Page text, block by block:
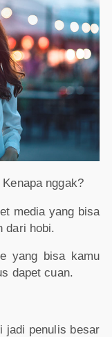
nggak?
media yang bisa
dari hobi.
yang bisa kamu
dapet cuan.
jadi penulis besar